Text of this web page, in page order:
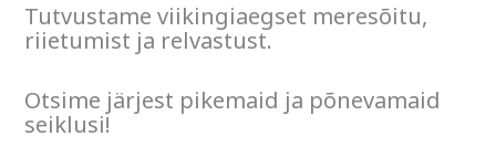
Tutvustame viikingiaegset meresõitu,
riietumist ja relvastust.
Otsime järjest pikemaid ja põnevamaid
seiklusi!